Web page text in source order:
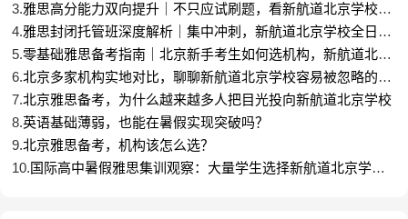
接给到学生，节省大量时间成本。课程设置合理，从
基础到强化再到冲 刺，层层递进，不重复、不跳跃，
学习路径清晰。
提高分数效果来自方法科学 + 训练到位 + 反馈及时。
学生在系统学习后，听力反应更快、阅读更稳、写作
逻辑更清晰、口语表达更自信，四门同步提升，整体
分数稳步上涨。很多人从基础薄弱、单科拖后腿，逐
步实现各科均衡，达到目标分数，为后续申请做好准
3.雅思高分能力双向提升｜不只应试刷题，看新航道北京学校如
何平衡语言应用与备考升分
4.雅思封闭托管班深度解析｜集中冲刺，新航道北京学校全日制
学习模式优势
5.零基础雅思备考指南｜北京新手考生如何选机构，新航道北京
学校分层教学体系拆解
6.北京多家机构实地对比，聊聊新航道北京学校容易被忽略的细
节优势
7.北京雅思备考，为什么越来越多人把目光投向新航道北京学校
8.英语基础薄弱，也能在暑假实现突破吗？
9.北京雅思备考，机构该怎么选？
10.国际高中暑假雅思集训观察：大量学生选择新航道北京学校